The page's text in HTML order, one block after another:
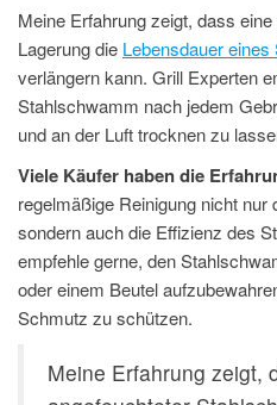
Meine Erfahrung zeigt, dass
Lagerung die Lebensdauer
verlängern kann. Grill Experten
Stahlschwamm nach jedem
und an der Luft trocknen zu
Viele Käufer haben die
regelmäßige Reinigung nicht nur
sondern auch die Effizienz des
empfehle gerne, den
oder einem Beutel
Schmutz zu schützen.
Meine Erfahrung zeigt,